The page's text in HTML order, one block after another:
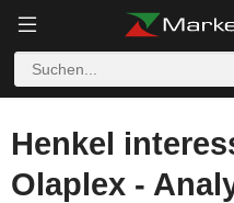
Henkel
Olaplex -